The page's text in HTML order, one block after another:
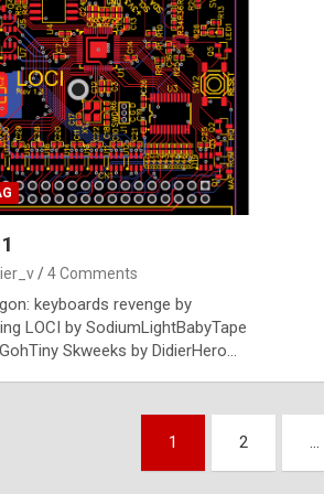
4 Comments
keyboards revenge by
LOCI by SodiumLightBabyTape
Skweeks by DidierHero…
1 2 …